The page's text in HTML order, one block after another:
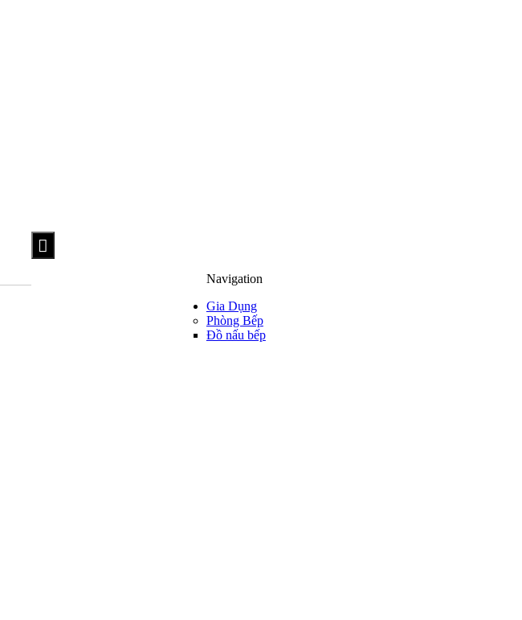
Navigation
Gia Dụng
Phòng Bếp
Đồ nấu bếp